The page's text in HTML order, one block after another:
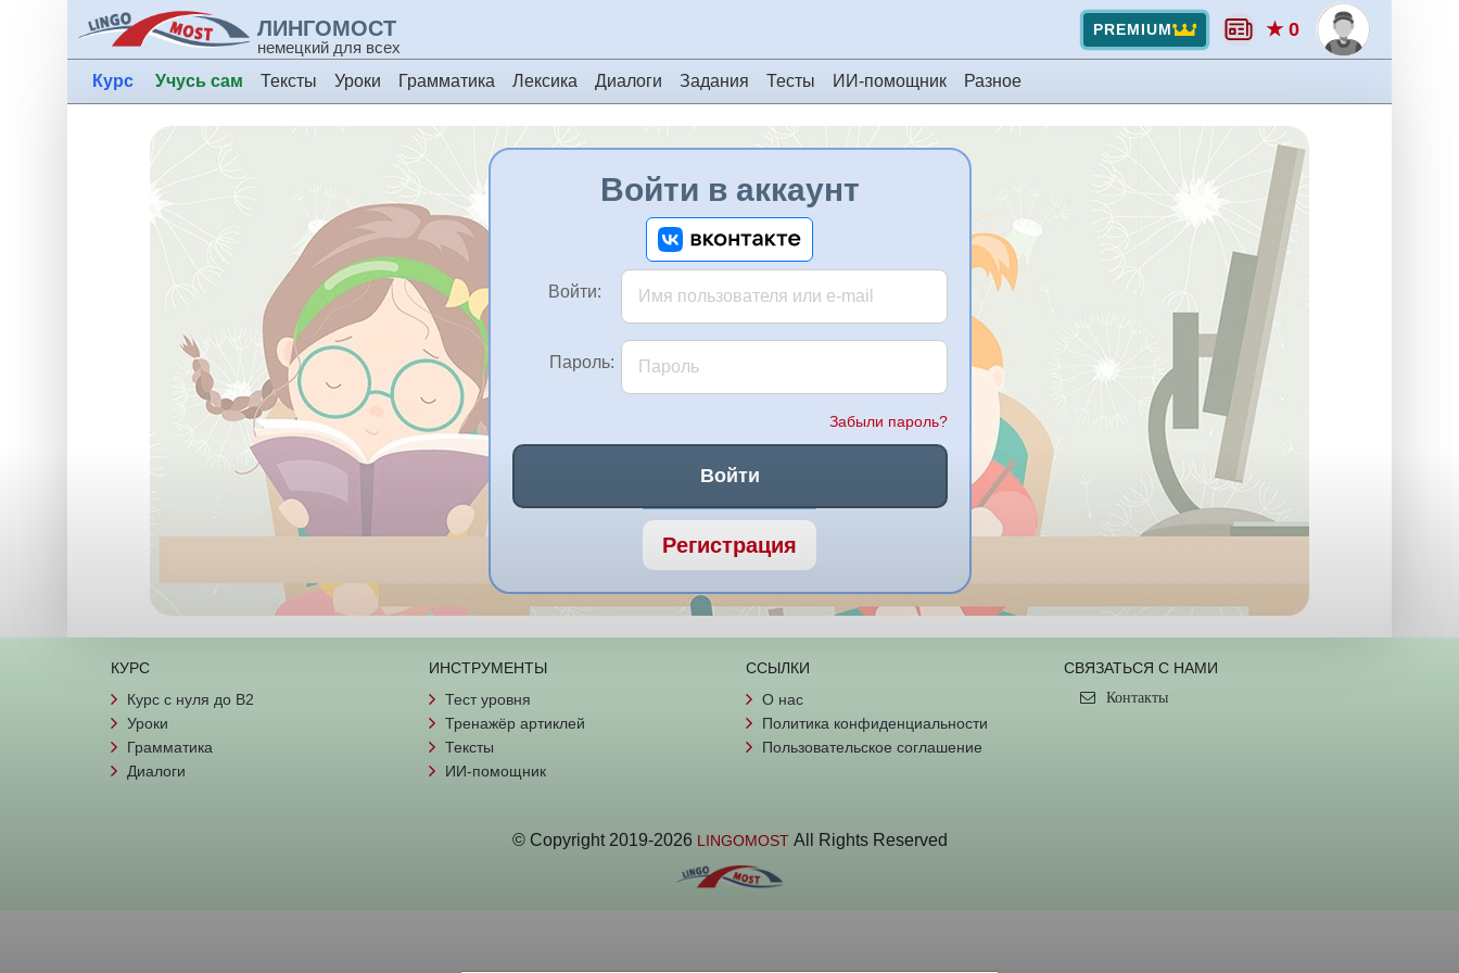
ЛИНГОМОСТ
немецкий для всех
PREMIUM ★ 0
Курс Учусь сам Тексты Уроки Грамматика Лексика Диалоги Задания Тесты ИИ-помощник Разное
Войти в аккаунт
Войти:
Пароль:
Забыли пароль?
Войти
Регистрация
КУРС
Курс с нуля до B2
Уроки
Грамматика
Диалоги
ИНСТРУМЕНТЫ
Тест уровня
Тренажёр артиклей
Тексты
ИИ-помощник
ССЫЛКИ
О нас
Политика конфиденциальности
Пользовательское соглашение
СВЯЗАТЬСЯ С НАМИ
Контакты
© Copyright 2019-2026 LINGOMOST All Rights Reserved